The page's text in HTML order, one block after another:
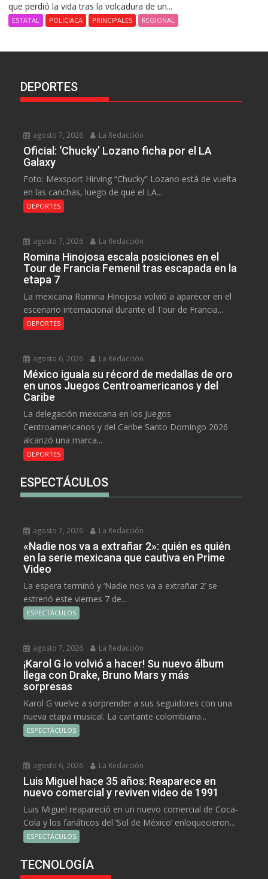
que perdió la vida tras la volcadura de un...
ESTATAL POLICIACA PRINCIPALES REGIONAL
DEPORTES
agosto 7, 2026 La Redacción
Oficial: ‘Chucky’ Lozano ficha por el LA
Galaxy
Foto: Mexsport Hirving “Chucky” Lozano está de vuelta
en las canchas, luego de que el LA...
DEPORTES
agosto 7, 2026 La Redacción
Romina Hinojosa escala posiciones en el
Tour de Francia Femenil tras escapada en la
etapa 7
La mexicana Romina Hinojosa volvió a aparecer en el
escenario internacional durante el Tour de Francia...
DEPORTES
agosto 6, 2026 La Redacción
México iguala su récord de medallas de oro
en unos Juegos Centroamericanos y del
Caribe
La delegación mexicana en los Juegos
Centroamericanos y del Caribe Santo Domingo 2026
alcanzó una marca...
DEPORTES
ESPECTÁCULOS
agosto 7, 2026 La Redacción
«Nadie nos va a extrañar 2»: quién es quién
en la serie mexicana que cautiva en Prime
Video
La espera terminó y ‘Nadie nos va a extrañar 2’ se
estrenó este viernes 7 de...
ESPECTÁCULOS
agosto 7, 2026 La Redacción
¡Karol G lo volvió a hacer! Su nuevo álbum
llega con Drake, Bruno Mars y más
sorpresas
Karol G vuelve a sorprender a sus seguidores con una
nueva etapa musical. La cantante colombiana...
ESPECTÁCULOS
agosto 6, 2026 La Redacción
Luis Miguel hace 35 años: Reaparece en
nuevo comercial y reviven video de 1991
Luis Miguel reapareció en un nuevo comercial de Coca-
Cola y los fanáticos del ‘Sol de México’ enloquecieron...
ESPECTÁCULOS
TECNOLOGÍA